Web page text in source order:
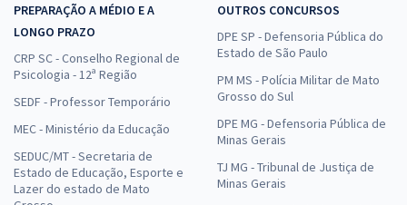
PREPARAÇÃO A MÉDIO E A
LONGO PRAZO
CRP SC - Conselho Regional de
Psicologia - 12ª Região
SEDF - Professor Temporário
MEC - Ministério da Educação
SEDUC/MT - Secretaria de
Estado de Educação, Esporte e
Lazer do estado de Mato
OUTROS CONCURSOS
DPE SP - Defensoria Pública do
Estado de São Paulo
PM MS - Polícia Militar de Mato
Grosso do Sul
DPE MG - Defensoria Pública de
Minas Gerais
TJ MG - Tribunal de Justiça de
Minas Gerais